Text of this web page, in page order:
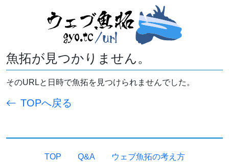
魚拓が見つかりません。
そのURLと日時で魚拓を見つけられませんでした。
TOPへ戻る
TOP Q&A ウェブ魚拓の考え方